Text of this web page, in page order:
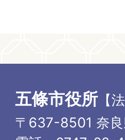
五條市役所 【
〒637-8501 奈良